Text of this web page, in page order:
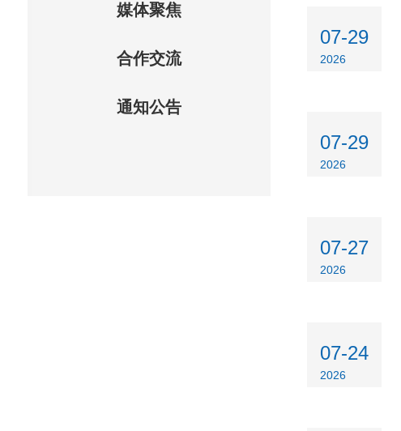
媒体聚焦
合作交流
通知公告
07-29
2026
07-29
2026
07-27
2026
07-24
2026